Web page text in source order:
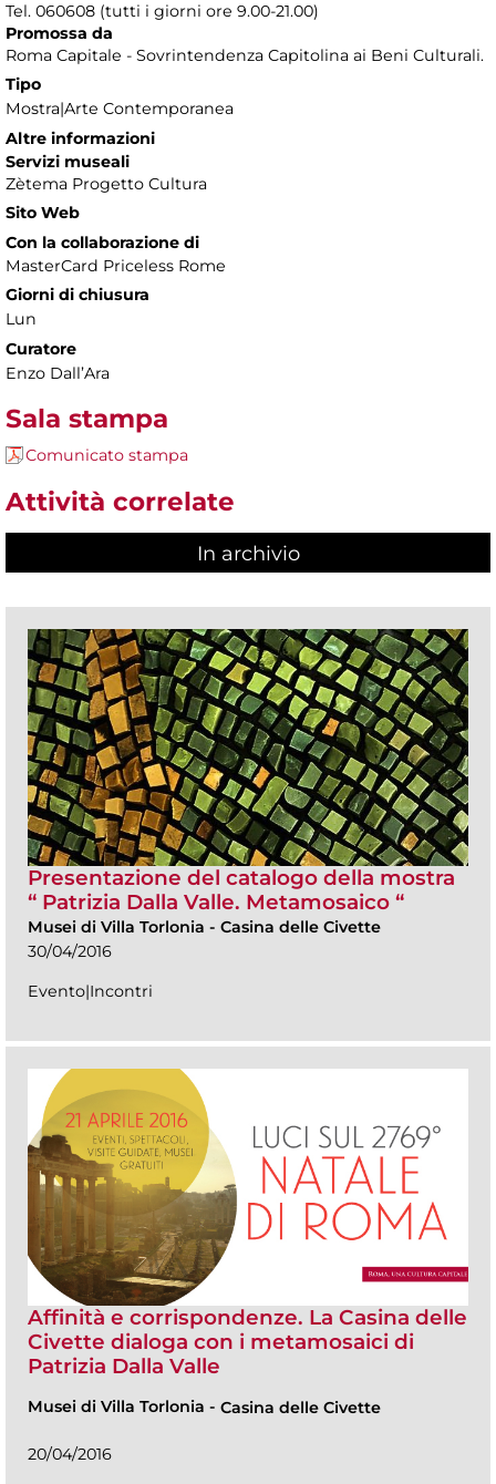
Tel. 060608 (tutti i giorni ore 9.00-21.00)
Promossa da
Roma Capitale - Sovrintendenza Capitolina ai Beni Culturali.
Tipo
Mostra|Arte Contemporanea
Altre informazioni
Servizi museali
Zètema Progetto Cultura
Sito Web
Con la collaborazione di
MasterCard Priceless Rome
Giorni di chiusura
Lun
Curatore
Enzo Dall’Ara
Sala stampa
Comunicato stampa
Attività correlate
In archivio
Presentazione del catalogo della mostra
“ Patrizia Dalla Valle. Metamosaico “
Musei di Villa Torlonia - Casina delle Civette
30/04/2016
Evento|Incontri
Affinità e corrispondenze. La Casina delle
Civette dialoga con i metamosaici di
Patrizia Dalla Valle
Musei di Villa Torlonia - Casina delle Civette
20/04/2016